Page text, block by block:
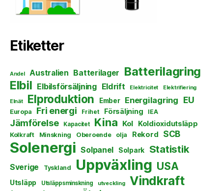
Etiketter
Andel Australien Batterilager Batterilagring
Elbil Elbilsförsäljning Eldrift Elektricitet Elektrifiering
Elnät Elproduktion Ember Energilagring EU
Europa Fri energi Frihet Försäljning IEA
Jämförelse Kapacitet Kina Kol Koldioxidutsläpp
Kolkraft Minskning Oberoende olja Rekord SCB
Solenergi Solpanel Solpark Statistik
Sverige Tyskland Uppväxling USA
Utsläpp Utsläppsminskning utveckling Vindkraft